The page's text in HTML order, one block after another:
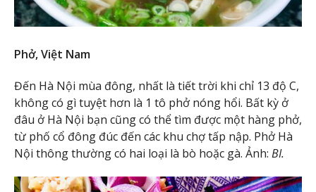
Phở, Việt Nam
Đến Hà Nội mùa đông, nhất là tiết trời khi chỉ 13 độ C,
không có gì tuyệt hơn là 1 tô phở nóng hổi. Bất kỳ ở
đâu ở Hà Nội bạn cũng có thể tìm được một hàng phở,
từ phố cổ đông đúc đến các khu chợ tấp nập. Phở Hà
Nội thông thường có hai loại là bò hoặc gà. Ảnh: BI.